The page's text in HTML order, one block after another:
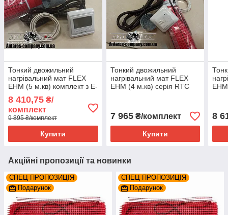
Тонкий двожильний
нагрівальний мат FLEX
EHM (5 м.кв) комплект з E-
51
8 410,75 ₴/
комплект
9 895 ₴/комплект
Купити
Тонкий двожильний
нагрівальний мат FLEX
EHM (4 м.кв) серія RTC
7 965₴/комплект
Купити
8
Акційні пропозиції та новинки
СПЕЦ ПРОПОЗИЦІЯ
Подарунок
СПЕЦ ПРОПОЗИЦІЯ
Подарунок